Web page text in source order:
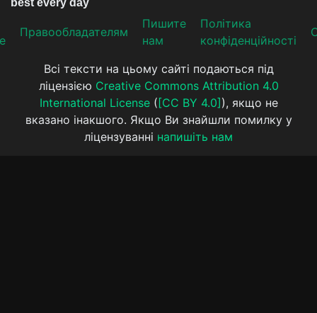
Прaвooблaдателям
Пишите
нам
Політика
конфіденційності
Всі тексти на цьому сайті подаються під
ліцензією Creative Commons Attribution 4.0
International License( [CC BY 4.0] ), якщо не
вказано інакшого. Якщо Ви знайшли помилку у
ліцензуванні напишіть нам